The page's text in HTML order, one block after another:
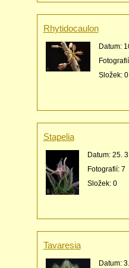
Rhytidocaulon
Datum:
Složek: 0
Stapelia
Datum: 25.
Fotografií: 7
Složek: 0
Tavaresia
Datum: